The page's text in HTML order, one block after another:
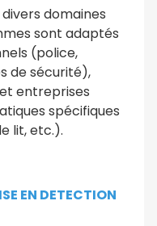
domaines
sont adaptés
(police,
de sécurité),
entreprises
spécifiques
lit, etc.).
EN DETECTION